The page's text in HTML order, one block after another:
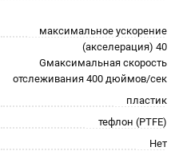
максимальное ускорение
(акселерация) 40
Gмаксимальная скорость
отслеживания 400 дюймов/сек
пластик
тефлон (PTFE)
Нет